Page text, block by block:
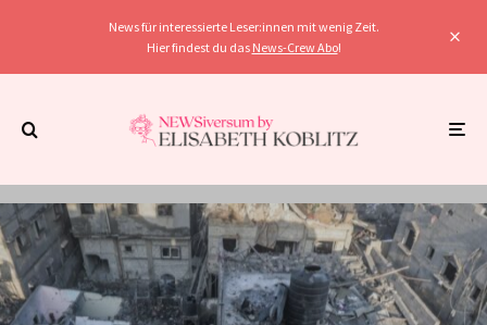
News für interessierte Leser:innen mit wenig Zeit.
Hier findest du das News-Crew Abo!